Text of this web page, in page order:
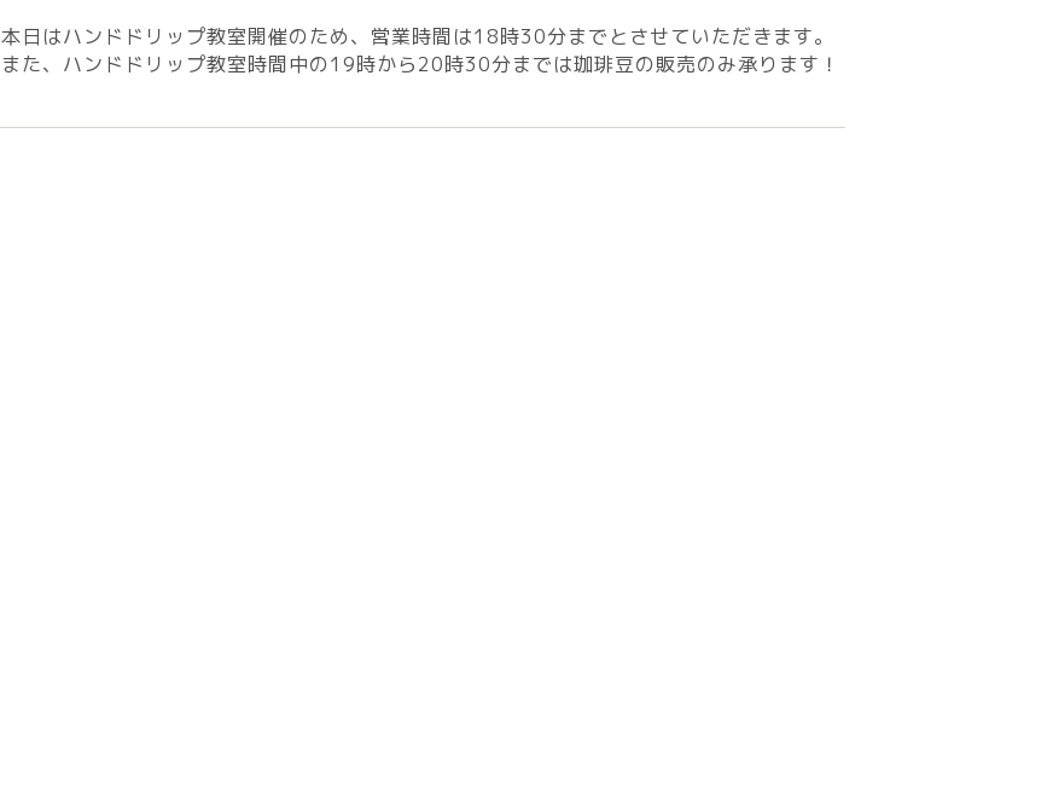
本日はハンドドリップ教室開催のため、営業時間は18時30分までとさせていただきます。
また、ハンドドリップ教室時間中の19時から20時30分までは珈琲豆の販売のみ承ります！